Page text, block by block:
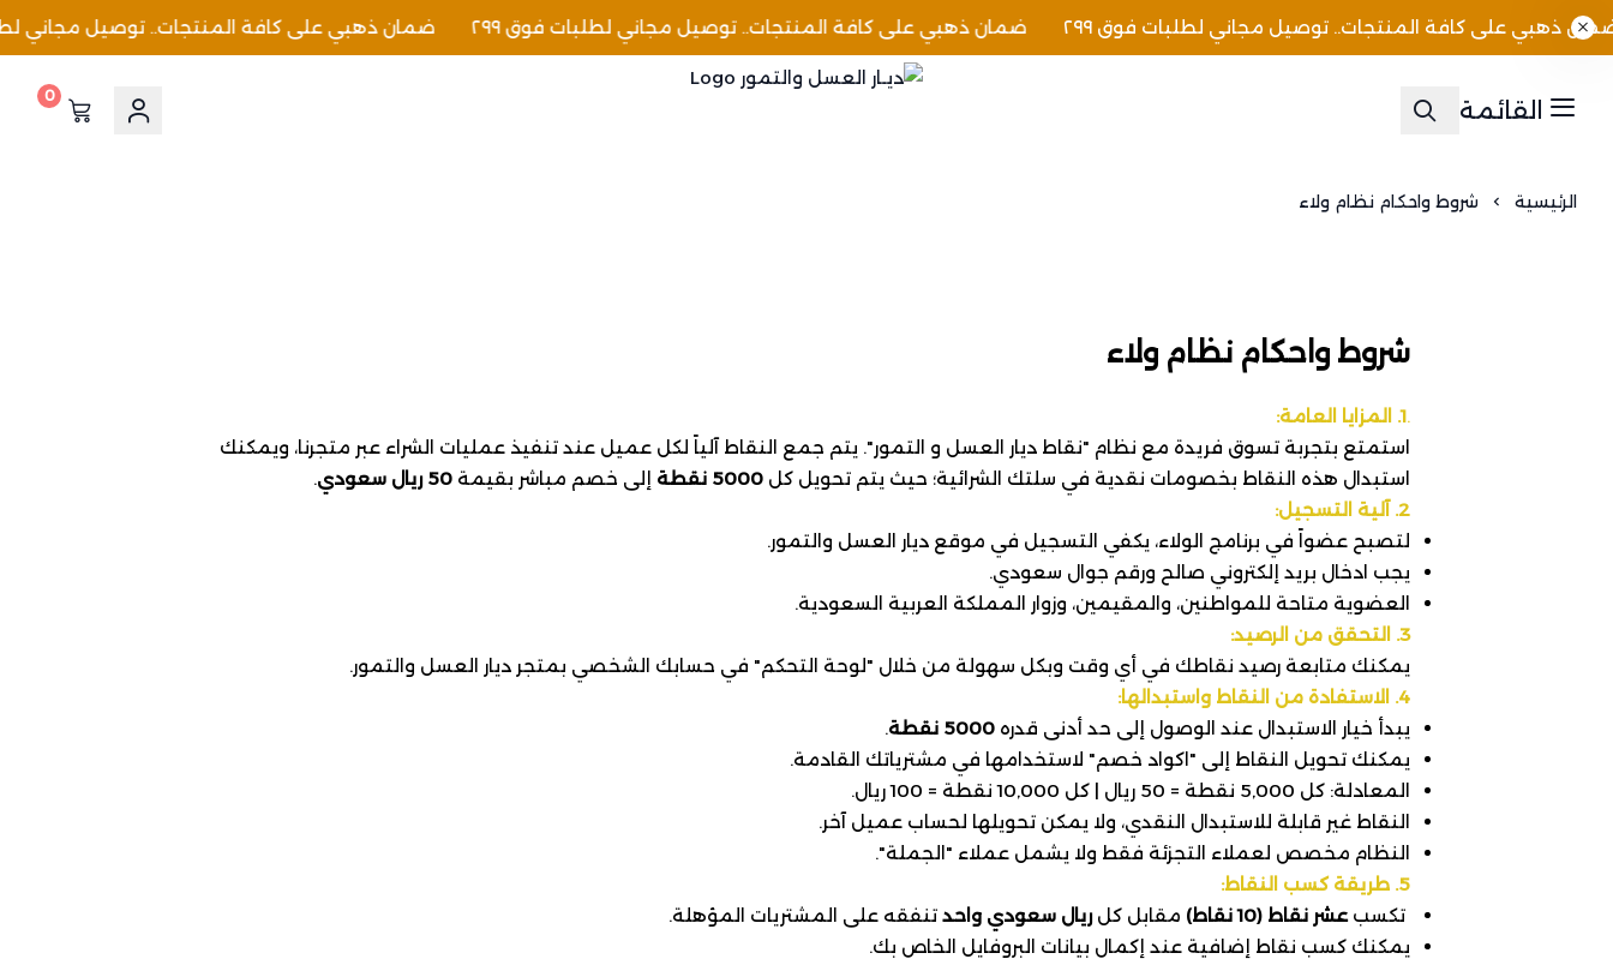
ذهبي على كافة المنتجات.. توصيل مجاني لطلبات فوق ٢٩٩ ضمان ذهبي على كافة المنتجات.. توصيل مجاني لطلبات فوق ٢٩٩ ضمان ذهبي على كافة المنتجات.. توصيل مجاني
القائمة
0
الرئيسية شروط واحكام نظام ولاء
شروط واحكام نظام ولاء
.1. المزايا العامة:
استمتع بتجربة تسوق فريدة مع نظام "نقاط ديار العسل و التمور". يتم جمع النقاط آلياً لكل عميل عند تنفيذ عمليات الشراء عبر متجرنا، ويمكنك
استبدال هذه النقاط بخصومات نقدية في سلتك الشرائية؛ حيث يتم تحويل كل 5000 نقطة إلى خصم مباشر بقيمة 50 ريال سعودي
.
2. آلية التسجيل:
لتصبح عضواً في برنامج الولاء، يكفي التسجيل في موقع ديار العسل والتمور.
يجب ادخال بريد إلكتروني صالح ورقم جوال سعودي.
العضوية متاحة للمواطنين، والمقيمين، وزوار المملكة العربية السعودية.
3. التحقق من الرصيد:
يمكنك متابعة رصيد نقاطك في أي وقت وبكل سهولة من خلال "لوحة التحكم" في حسابك الشخصي بمتجر ديار العسل والتمور.
4. الاستفادة من النقاط واستبدالها:
يبدأ خيار الاستبدال عند الوصول إلى حد أدنى قدره 5000 نقطة
.
يمكنك تحويل النقاط إلى "اكواد خصم" لاستخدامها في مشترياتك القادمة.
المعادلة: كل 5,000 نقطة = 50 ريال | كل 10,000 نقطة = 100 ريال.
النقاط غير قابلة للاستبدال النقدي، ولا يمكن تحويلها لحساب عميل آخر.
النظام مخصص لعملاء التجزئة فقط ولا يشمل عملاء "الجملة".
5. طريقة كسب النقاط:
تكسبعشر نقاط (10 نقاط) مقابل كلريال سعودي واحد تنفقه على المشتريات المؤهلة.
يمكنك كسب نقاط إضافية عند إكمال بيانات البروفايل الخاص بك.